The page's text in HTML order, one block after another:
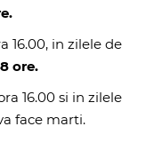
16.00, in zilele de
ore.
16.00 si in zilele
face marti.